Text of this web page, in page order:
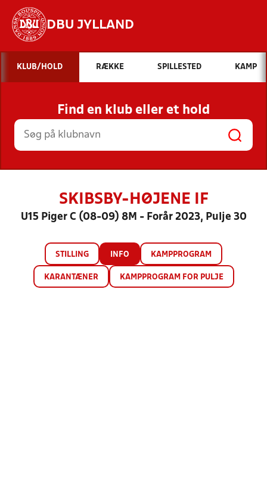
DBU JYLLAND
Hvad vil du søge efter?
INDHOLD OG NYHEDER
STILLINGER, RESULTATER, KLUBBER OG
HOLD
KLUB/HOLD RÆKKE SPILLESTED KAMP
Find en klub eller et hold
SKIBSBY-HØJENE IF
U15 Piger C (08-09) 8M - Forår 2023, Pulje 30
STILLING INFO KAMPPROGRAM
KARANTÆNER KAMPPROGRAM FOR PULJE